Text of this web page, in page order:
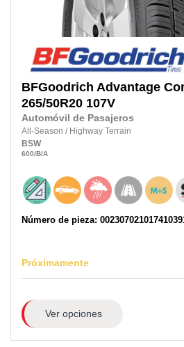
BFGoodrich Advantage
265/50R20 107V
Automóvil de Pasajeros
All-Season / Highway Terrain
BSW
600/B/A
Número de pieza:
Próximamente
Ver opciones